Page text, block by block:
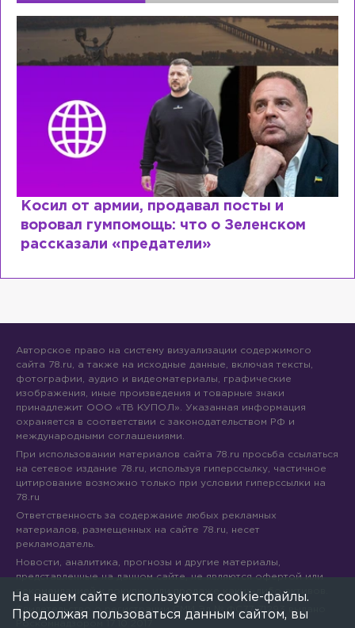
Косил от армии, продавал посты и
воровал гумпомощь: что о Зеленском
рассказали «предатели»
Авторское право на систему визуализации содержимого
сайта 78.ru, а также на исходные данные, включая тексты,
фотографии, аудио и видеоматериалы, графические
изображения, иные произведения и товарные знаки
принадлежит ООО «ТВ КУПОЛ». Указанная информация
охраняется в соответствии с законодательством РФ и
международными соглашениями.
При использовании материалов сайта 78.ru просьба ссылаться
на сетевое издание 78.ru, используя гиперссылку, частичное
цитирование возможно только при условии гиперссылки на
78.ru
Ответственность за содержание любых рекламных
материалов, размещенных на сайте 78.ru, несет
рекламодатель.
Новости, аналитика, прогнозы и другие материалы,
представленные на данном сайте, не являются офертой или
рекомендацией к покупке или продаже каких-либо активов.
Свидетельство о регистрации СМИ Эл № ФС77-71293 выдано
На нашем сайте используются cookie-файлы.
Продолжая пользоваться данным сайтом, вы